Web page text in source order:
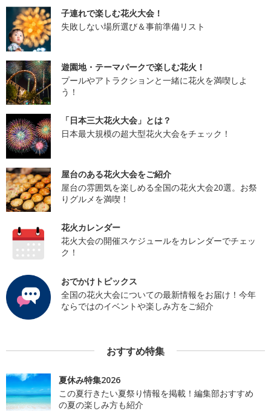
子連れで楽しむ花火大会！
失敗しない場所選び＆事前準備リスト
遊園地・テーマパークで楽しむ花火！
プールやアトラクションと一緒に花火を満喫しよ
う！
「日本三大花火大会」とは？
日本最大規模の超大型花火大会をチェック！
屋台のある花火大会をご紹介
屋台の雰囲気を楽しめる全国の花火大会20選。お祭
りグルメを満喫！
花火カレンダー
花火大会の開催スケジュールをカレンダーでチェッ
ク！
おでかけトピックス
全国の花火大会についての最新情報をお届け！今年
ならではのイベントや楽しみ方をご紹介
おすすめ特集
夏休み特集2026
この夏行きたい夏祭り情報を掲載！編集部おすすめ
の夏の楽しみ方も紹介